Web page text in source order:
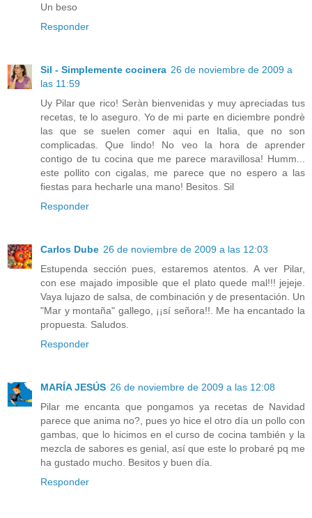
Un beso
Responder
Sil - Simplemente cocinera 26 de noviembre de 2009 a
las 11:59
Uy Pilar que rico! Seràn bienvenidas y muy apreciadas tus
recetas, te lo aseguro. Yo de mi parte en diciembre pondrè
las que se suelen comer aqui en Italia, que no son
complicadas. Que lindo! No veo la hora de aprender
contigo de tu cocina que me parece maravillosa! Humm...
este pollito con cigalas, me parece que no espero a las
fiestas para hecharle una mano! Besitos. Sil
Responder
Carlos Dube 26 de noviembre de 2009 a las 12:03
Estupenda sección pues, estaremos atentos. A ver Pilar,
con ese majado imposible que el plato quede mal!!! jejeje.
Vaya lujazo de salsa, de combinación y de presentación. Un
"Mar y montaña" gallego, ¡¡sí señora!!. Me ha encantado la
propuesta. Saludos.
Responder
MARÍA JESÚS 26 de noviembre de 2009 a las 12:08
Pilar me encanta que pongamos ya recetas de Navidad
parece que anima no?, pues yo hice el otro día un pollo con
gambas, que lo hicimos en el curso de cocina también y la
mezcla de sabores es genial, así que este lo probaré pq me
ha gustado mucho. Besitos y buen día.
Responder